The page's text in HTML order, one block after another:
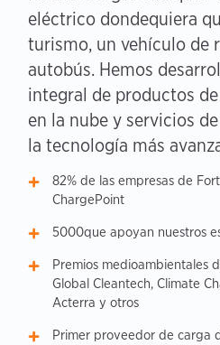
eléctrico dondequiera
turismo, un vehículo de
autobús. Hemos
integral de productos
en la nube y servicios
la tecnología más
82% de las empresas de
ChargePoint
5000que apoyan nuestros
Premios medioambientales
Global Cleantech, Climate
Acterra y otros
Primer proveedor de carga